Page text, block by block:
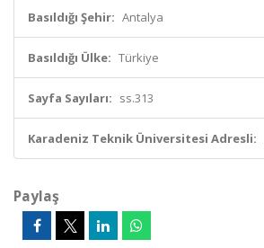
Basıldığı Şehir: Antalya
Basıldığı Ülke: Türkiye
Sayfa Sayıları: ss.313
Karadeniz Teknik Üniversitesi Adresli:
Paylaş